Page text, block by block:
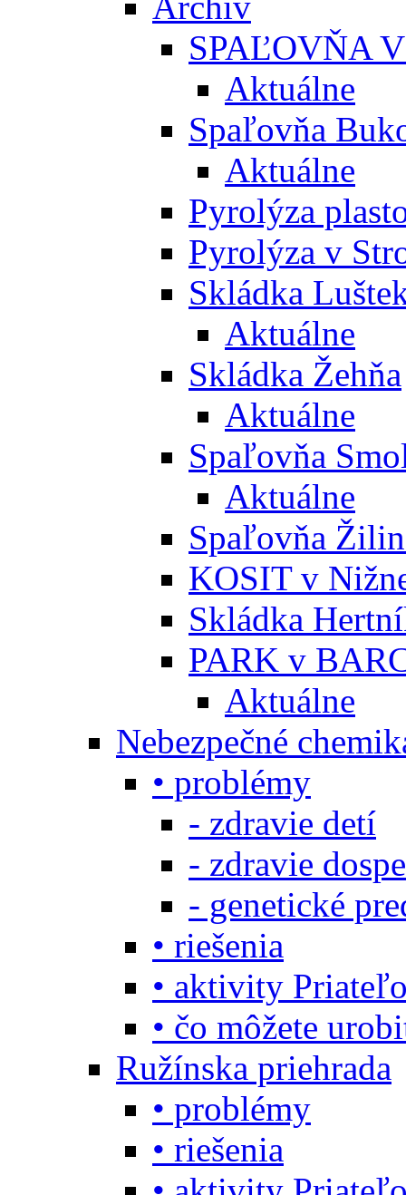
SPAĽOVŇA
Aktuálne
Spaľovňa
Aktuálne
Pyrolýza
Pyrolýza v
Skládka
Aktuálne
Skládka Žehňa
Aktuálne
Spaľovňa
Aktuálne
Spaľovňa
KOSIT v
Skládka
PARK v
Aktuálne
Nebezpečné
• problémy
- zdravie detí
- zdravie
- genetické
• riešenia
• aktivity
• čo môžete
Ružínska priehrada
• problémy
• riešenia